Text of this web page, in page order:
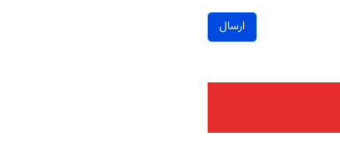
ارسال